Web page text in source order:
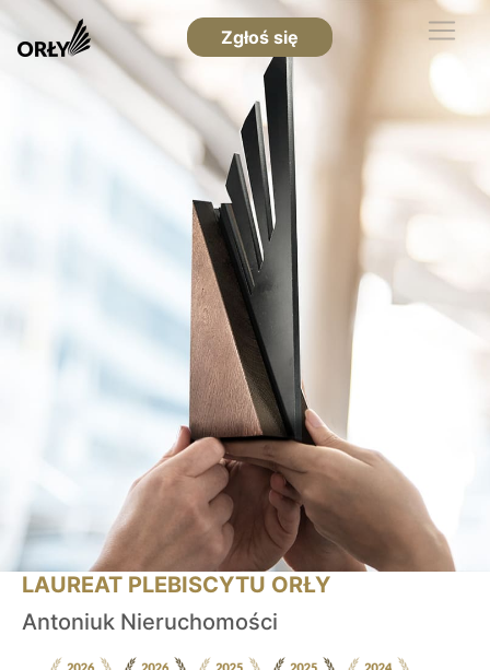
Zgłoś się
LAUREAT PLEBISCYTU ORŁY
Antoniuk Nieruchomości